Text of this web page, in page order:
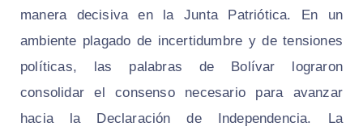
manera decisiva en la Junta Patriótica. En un
ambiente plagado de incertidumbre y de tensiones
políticas, las palabras de Bolívar lograron
consolidar el consenso necesario para avanzar
hacia la Declaración de Independencia. La